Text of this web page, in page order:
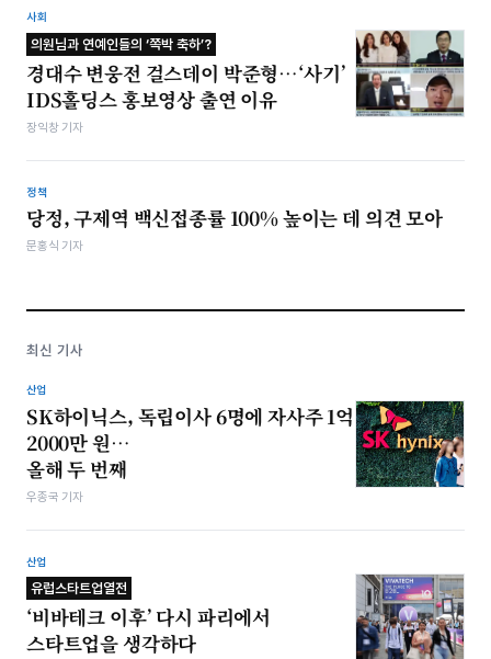
사회
의원님과 연예인들의 ‘쪽박 축하’?
경대수 변웅전 걸스데이 박준형…‘사기’
IDS홀딩스 홍보영상 출연 이유
장익창 기자
정책
당정, 구제역 백신접종률 100% 높이는 데 의견 모아
문홍식 기자
최신 기사
산업
SK하이닉스, 독립이사 6명에 자사주 1억
2000만 원…
올해 두 번째
우종국 기자
산업
유럽스타트업열전
‘비바테크 이후’ 다시 파리에서
스타트업을 생각하다